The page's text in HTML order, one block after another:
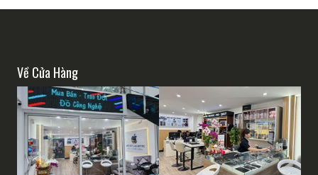
Về Cửa Hàng